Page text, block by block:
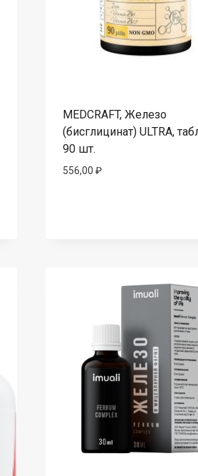
MEDCRAFT, Железо
(бисглицинат) ULTRA,
90 шт.
556,00 ₽